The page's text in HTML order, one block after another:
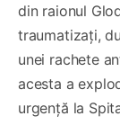
din raionul
traumatizați,
unei rachete
acesta a
urgență la